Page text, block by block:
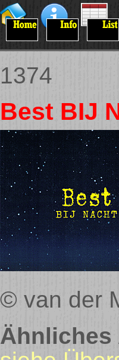
1374
Best BIJ
© van der
Ähnliches